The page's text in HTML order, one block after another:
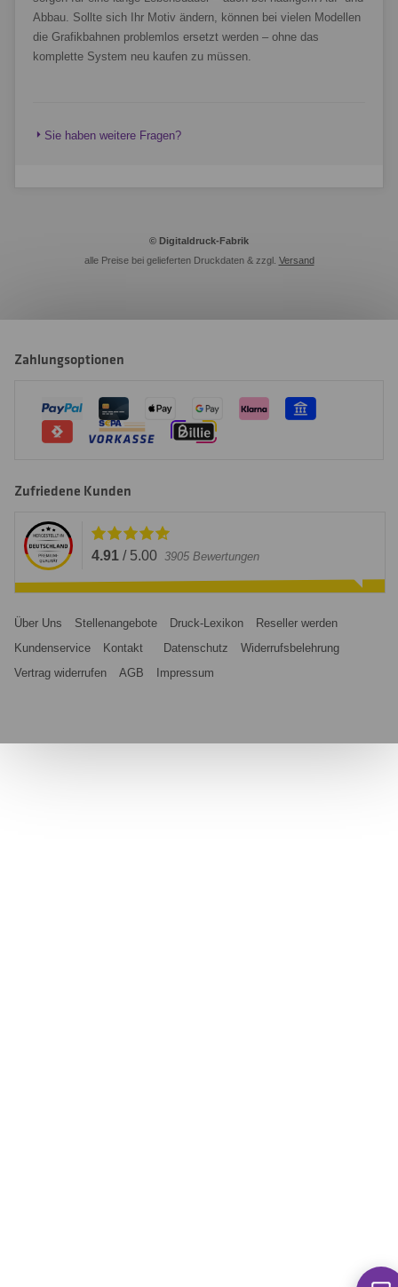
Abbau. Sollte sich Ihr Motiv ändern, können bei vielen Modellen
die Grafikbahnen problemlos ersetzt werden – ohne das
komplette System neu kaufen zu müssen.
Sie haben weitere Fragen?
© Digitaldruck-Fabrik
alle Preise bei gelieferten Druckdaten & zzgl. Versand
Zahlungsoptionen
Zufriedene Kunden
4.91 / 5.00 3905 Bewertungen
Über Uns Stellenangebote Druck-Lexikon
Reseller werden
Kundenservice
Kontakt Datenschutz
Widerrufsbelehrung
Vertrag widerrufen
AGB Impressum